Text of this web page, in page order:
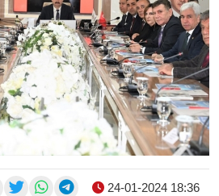
24-01-2024 18:36